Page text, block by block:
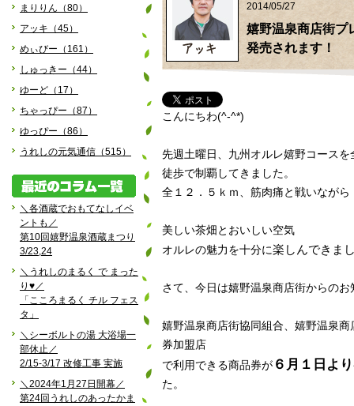
まりりん（80）
アッキ（45）
めぃびー（161）
しゅっきー（44）
ゆーど（17）
ちゃっぴー（87）
ゆっぴー（86）
うれしの元気通信（515）
＼各酒蔵でおもてなしイベ
ントも／
第10回嬉野温泉酒蔵まつり
3/23,24
＼うれしのまるく で まった
り♥／
「こころまるく チル フェス
タ」
＼シーボルトの湯 大浴場一
部休止／
2/15-3/17 改修工事 実施
＼2024年1月27日開幕／
第24回うれしのあったかま
2014/05/27
嬉野温泉商店街プ
発売されます！
こんにちわ(^-^*)
先週土曜日、九州オルレ嬉野コース
徒歩で制覇してきました。
全１２．５ｋｍ、筋肉痛と戦いなが
美しい茶畑とおいしい空気
オルレの魅力を十分に楽しんできま
さて、今日は嬉野温泉商店街からのお
嬉野温泉商店街協同組合、嬉野温泉
券加盟店
で利用できる商品券が ６月１日より
た。